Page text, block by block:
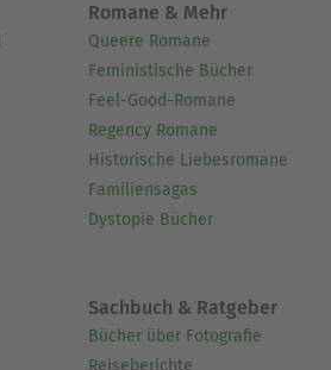
Romane & Mehr
Queere Romane
Feministische Bücher
Feel-Good-Romane
Regency Romane
Historische Liebesromane
Familiensagas
Dystopie Bücher
Sachbuch & Ratgeber
Bücher über Fotografie
Reiseberichte